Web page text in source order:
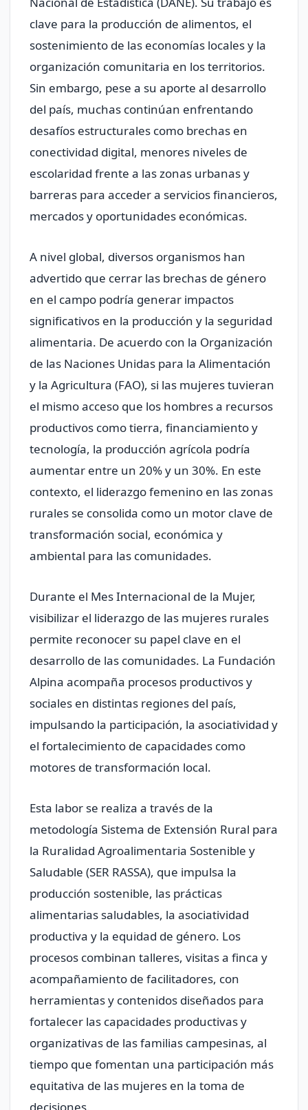
clave para la producción de alimentos, el
sostenimiento de las economías locales y la
organización comunitaria en los territorios.
Sin embargo, pese a su aporte al desarrollo
del país, muchas continúan enfrentando
desafíos estructurales como brechas en
conectividad digital, menores niveles de
escolaridad frente a las zonas urbanas y
barreras para acceder a servicios financieros,
mercados y oportunidades económicas.
A nivel global, diversos organismos han
advertido que cerrar las brechas de género
en el campo podría generar impactos
significativos en la producción y la seguridad
alimentaria. De acuerdo con la Organización
de las Naciones Unidas para la Alimentación
y la Agricultura (FAO), si las mujeres tuvieran
el mismo acceso que los hombres a recursos
productivos como tierra, financiamiento y
tecnología, la producción agrícola podría
aumentar entre un 20% y un 30%. En este
contexto, el liderazgo femenino en las zonas
rurales se consolida como un motor clave de
transformación social, económica y
ambiental para las comunidades.
Durante el Mes Internacional de la Mujer,
visibilizar el liderazgo de las mujeres rurales
permite reconocer su papel clave en el
desarrollo de las comunidades. La Fundación
Alpina acompaña procesos productivos y
sociales en distintas regiones del país,
impulsando la participación, la asociatividad y
el fortalecimiento de capacidades como
motores de transformación local.
Esta labor se realiza a través de la
metodología Sistema de Extensión Rural para
la Ruralidad Agroalimentaria Sostenible y
Saludable (SER RASSA), que impulsa la
producción sostenible, las prácticas
alimentarias saludables, la asociatividad
productiva y la equidad de género. Los
procesos combinan talleres, visitas a finca y
acompañamiento de facilitadores, con
herramientas y contenidos diseñados para
fortalecer las capacidades productivas y
organizativas de las familias campesinas, al
tiempo que fomentan una participación más
equitativa de las mujeres en la toma de
decisiones.